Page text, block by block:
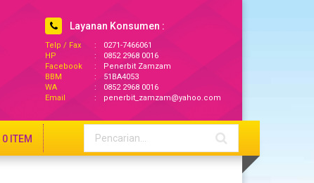
Layanan Konsumen :
Telp / Fax :
0271-7466061
HP
:
0852 2968 0016
Facebook
:
Penerbit Zamzam
BBM
:
51BA4053
WA
:
0852 2968 0016
Email
: penerbit_zamzam@yahoo.com
0 ITEM